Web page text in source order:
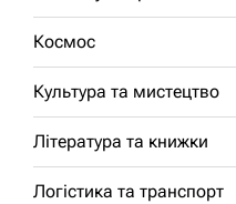
Космос
Культура та мистецтво
Література та книжки
Логістика та транспорт